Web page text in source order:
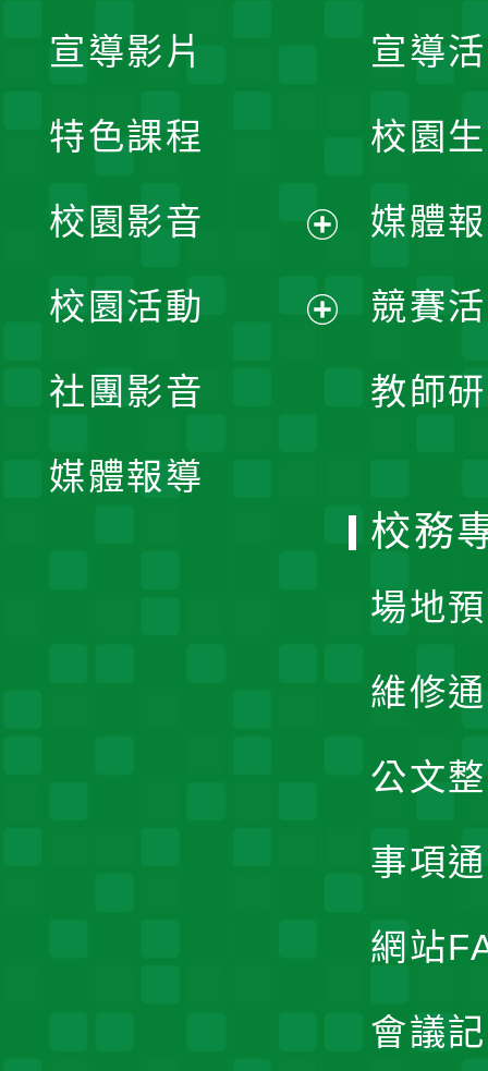
宣導
校園
媒體
競賽
教師
宣導影片
特色課程
校園影音
開
校園活動
社團影音
媒體報導
校務
場地
維修
公文
事項
網站
會議